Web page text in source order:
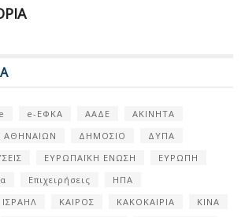
e-ΕΦΚΑ ΑΑΔΕ
ΑΚΙΝΗΤΑ
ΔΗΜΟΣΙΟ
ΔΥΠΑ
ΕΥΡΩΠΑΪΚΗ ΕΝΩΣΗ
ΕΥΡΩΠΗ
Επιχειρήσεις
ΗΠΑ
ΙΣΡΑΗΛ ΚΑΙΡΟΣ ΚΑΚΟΚΑΙΡΙΑ
ΚΙΝΑ